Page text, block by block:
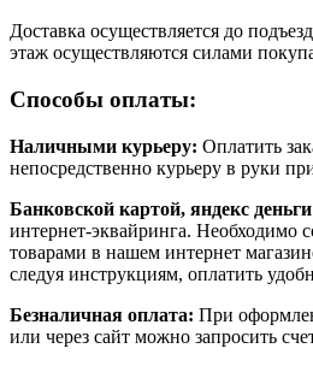
Доставка осуществляется до
этаж осуществляются силами
Способы оплаты:
Наличными курьеру: Оплатить
непосредственно курьеру в руки
Банковской картой, яндекс
интернет-эквайринга. Необходимо
товарами в нашем интернет
следуя инструкциям, оплатить
Безналичная оплата: При
или через сайт можно запросить